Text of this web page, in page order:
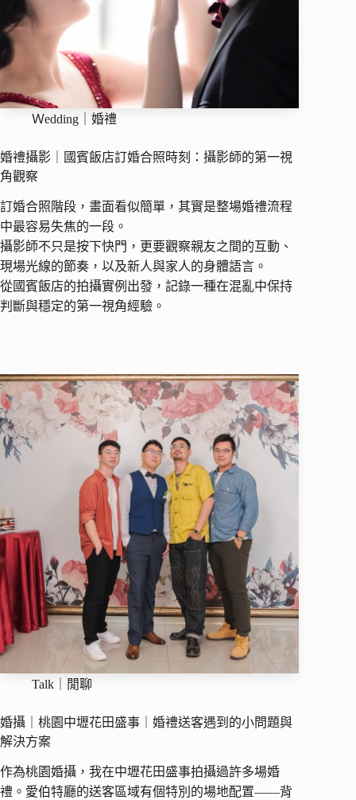
Ｗedding｜婚禮
婚禮攝影｜國賓飯店訂婚合照時刻：攝影師的第一視
角觀察
訂婚合照階段，畫面看似簡單，其實是整場婚禮流程
中最容易失焦的一段。
攝影師不只是按下快門，更要觀察親友之間的互動、
現場光線的節奏，以及新人與家人的身體語言。
從國賓飯店的拍攝實例出發，記錄一種在混亂中保持
判斷與穩定的第一視角經驗。
Talk｜閒聊
婚攝｜桃園中壢花田盛事｜婚禮送客遇到的小問題與
解決方案
作為桃園婚攝，我在中壢花田盛事拍攝過許多場婚
禮。愛伯特廳的送客區域有個特別的場地配置——背